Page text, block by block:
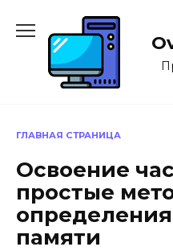
содержанию
ГЛАВНАЯ СТРАНИЦА
Освоение
простые
памяти